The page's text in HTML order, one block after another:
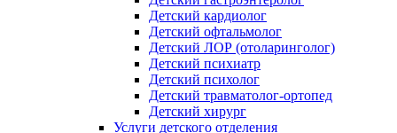
Детский кардиолог
Детский офтальмолог
Детский ЛОР (отоларинголог)
Детский психиатр
Детский психолог
Детский травматолог-ортопед
Детский хирург
Услуги детского отделения